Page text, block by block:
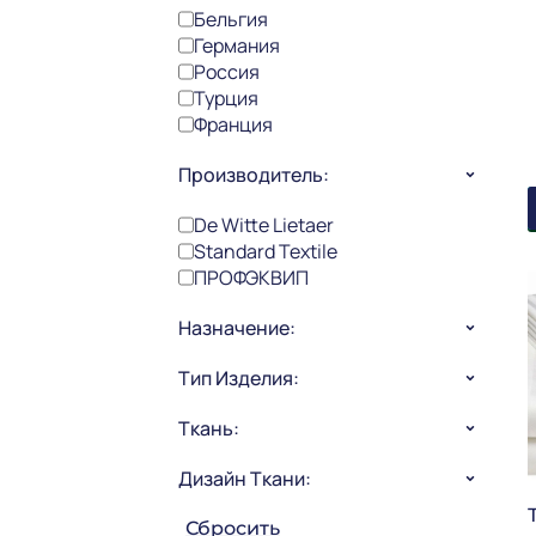
Бельгия
Германия
Россия
Турция
Франция
Производитель:
De Witte Lietaer
Standard Textile
ПРОФЭКВИП
Назначение:
Номерной фонд
Тип Изделия:
Наволочка
Простыня
Ткань:
Бязь
Дизайн Ткани:
Гладь
Сбросить